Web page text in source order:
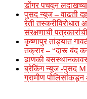
डोंगर पचवून
पुसद न्यूज – वाढती
रेती तस्करीविरोधात
संरक्षणाची
कृष्णापुर तांड्यात
तक्रार – “दारू बंद
ढाणकी बसस्थानकावर
ब्रेकिंग न्यूज -पुसद
ग्रामीण